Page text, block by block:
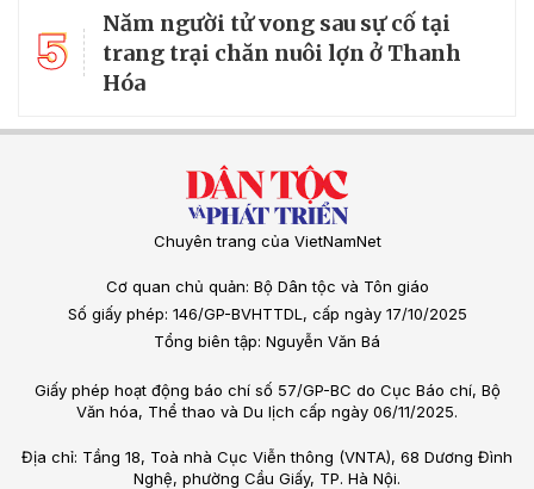
5
Năm người tử vong sau sự cố tại
trang trại chăn nuôi lợn ở Thanh
Hóa
Chuyên trang của VietNamNet
Cơ quan chủ quản: Bộ Dân tộc và Tôn giáo
Số giấy phép: 146/GP-BVHTTDL, cấp ngày 17/10/2025
Tổng biên tập: Nguyễn Văn Bá
Giấy phép hoạt động báo chí số 57/GP-BC do Cục Báo chí, Bộ
Văn hóa, Thể thao và Du lịch cấp ngày 06/11/2025.
Địa chỉ: Tầng 18, Toà nhà Cục Viễn thông (VNTA), 68 Dương Đình
Nghệ, phường Cầu Giấy, TP. Hà Nội.